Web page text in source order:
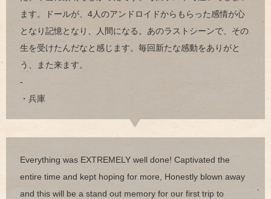
ます。ドールが、4人のアンドロイドからもらった感情が心
となり記憶となり、人間になる。あのラストシーンで、その
生を受けたんだなと感じます。毎回新たな感動をありがと
う、また来ます。
-
・兵庫
Everything was EXTREMELY well done! Captivated the
entire time and kept hoping for more, Honestly blown away
and this will be a stand out memory for our first trip to